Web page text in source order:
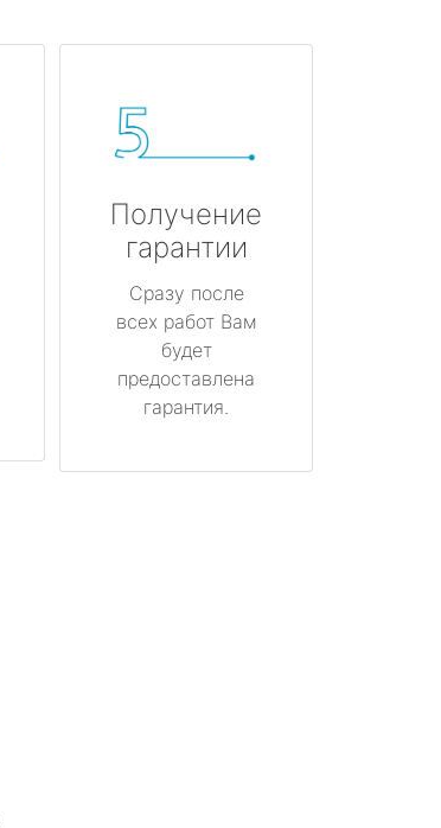
Получение
гарантии
Сразу после
всех работ Вам
будет
предоставлена
гарантия.